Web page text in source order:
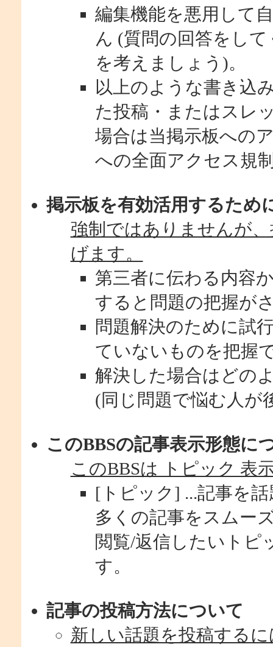
編集機能を悪用して
ん (質問の回答をし
を考えましょう)。
以上のような書き込
た投稿・またはスレ
場合は当掲示板への
への全面アクセス規
掲示板を有効活用するため
強制ではありませんが
げます。
第三者に伝わる内容
すると問題の把握が
問題解決のために試
ていないものを把握
解決した場合はどの
(同じ問題で悩む人が
このBBSの記事表示形態に
このBBSは トピック 表
[トピック] ...記事を
多くの記事をスムー
閲覧/返信したいトピ
す。
記事の投稿方法について
新しい話題を投稿するに